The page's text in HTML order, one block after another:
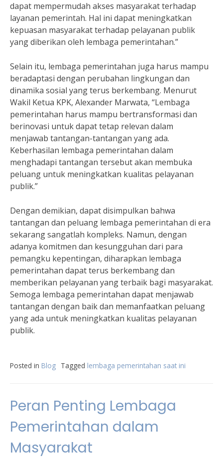
dapat mempermudah akses masyarakat terhadap
layanan pemerintah. Hal ini dapat meningkatkan
kepuasan masyarakat terhadap pelayanan publik
yang diberikan oleh lembaga pemerintahan.”
Selain itu, lembaga pemerintahan juga harus mampu
beradaptasi dengan perubahan lingkungan dan
dinamika sosial yang terus berkembang. Menurut
Wakil Ketua KPK, Alexander Marwata, “Lembaga
pemerintahan harus mampu bertransformasi dan
berinovasi untuk dapat tetap relevan dalam
menjawab tantangan-tantangan yang ada.
Keberhasilan lembaga pemerintahan dalam
menghadapi tantangan tersebut akan membuka
peluang untuk meningkatkan kualitas pelayanan
publik.”
Dengan demikian, dapat disimpulkan bahwa
tantangan dan peluang lembaga pemerintahan di era
sekarang sangatlah kompleks. Namun, dengan
adanya komitmen dan kesungguhan dari para
pemangku kepentingan, diharapkan lembaga
pemerintahan dapat terus berkembang dan
memberikan pelayanan yang terbaik bagi masyarakat.
Semoga lembaga pemerintahan dapat menjawab
tantangan dengan baik dan memanfaatkan peluang
yang ada untuk meningkatkan kualitas pelayanan
publik.
Posted in Blog Tagged lembaga pemerintahan saat ini
Peran Penting Lembaga
Pemerintahan dalam
Masyarakat